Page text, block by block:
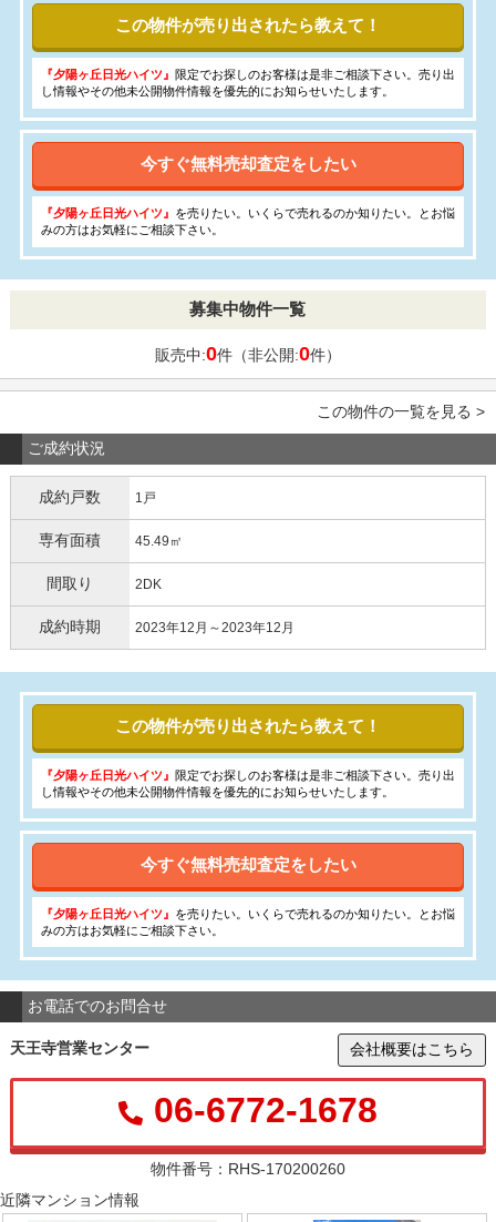
この物件が売り出されたら教えて！
『夕陽ヶ丘日光ハイツ』 限定でお探しのお客様は是非ご相談下さい。売り出
し情報やその他未公開物件情報を優先的にお知らせいたします。
今すぐ無料売却査定をしたい
『夕陽ヶ丘日光ハイツ』 を売りたい。いくらで売れるのか知りたい。とお悩
みの方はお気軽にご相談下さい。
募集中物件一覧
販売中:0件（非公開:0件）
この物件の一覧を見る >
ご成約状況
成約戸数 1戸
専有面積 45.49㎡
間取り 2DK
成約時期 2023年12月～2023年12月
この物件が売り出されたら教えて！
『夕陽ヶ丘日光ハイツ』 限定でお探しのお客様は是非ご相談下さい。売り出
し情報やその他未公開物件情報を優先的にお知らせいたします。
今すぐ無料売却査定をしたい
『夕陽ヶ丘日光ハイツ』 を売りたい。いくらで売れるのか知りたい。とお悩
みの方はお気軽にご相談下さい。
お電話でのお問合せ
天王寺営業センター 会社概要はこちら
06-6772-1678
物件番号：RHS-170200260
近隣マンション情報